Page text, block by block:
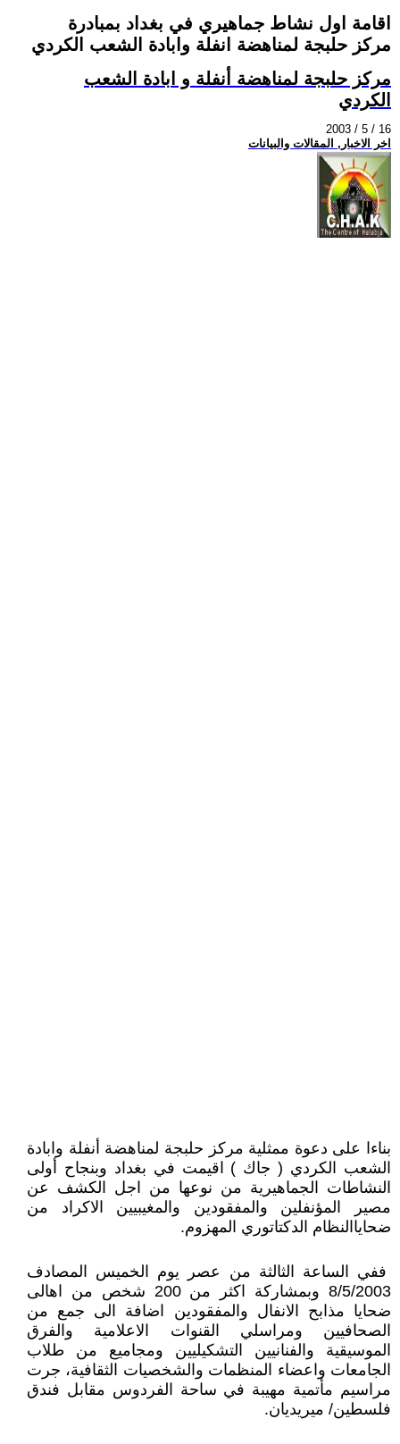
اقامة اول نشاط جماهيري في بغداد بمبادرة
مركز حلبجة لمناهضة انفلة وابادة الشعب الكردي
مركز حلبجة لمناهضة أنفلة و ابادة الشعب
الكردي
2003 / 5 / 16
اخر الاخبار, المقالات والبيانات
بناءا على دعوة ممثلية مركز حلبجة لمناهضة أنفلة وابادة
الشعب الكردي ( جاك ) اقيمت في بغداد وبنجاح أولى
النشاطات الجماهيرية من نوعها من اجل الكشف عن
مصير المؤنفلين والمفقودين والمغيبيين الاكراد من
ضحاياالنظام الدكتاتوري المهزوم.
ففي الساعة الثالثة من عصر يوم الخميس المصادف
8/5/2003 وبمشاركة اكثر من 200 شخص من اهالى
ضحايا مذابح الانفال والمفقودين اضافة الى جمع من
الصحافيين ومراسلي القنوات الاعلامية والفرق
الموسيقية والفنانيين التشكيليين ومجاميع من طلاب
الجامعات واعضاء المنظمات والشخصيات الثقافية، جرت
مراسيم مأتمية مهيبة في ساحة الفردوس مقابل فندق
فلسطين/ ميريديان.